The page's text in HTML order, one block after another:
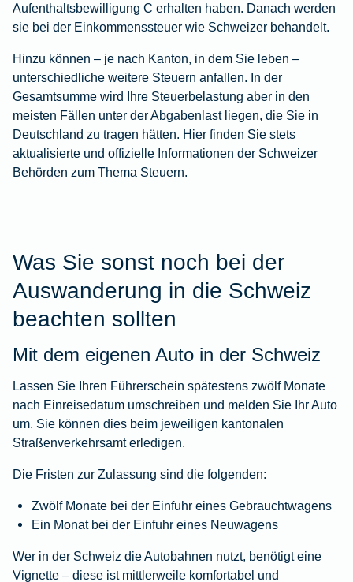
Aufenthaltsbewilligung C erhalten haben. Danach werden
sie bei der Einkommenssteuer wie Schweizer behandelt.
Hinzu können – je nach Kanton, in dem Sie leben –
unterschiedliche weitere Steuern anfallen. In der
Gesamtsumme wird Ihre Steuerbelastung aber in den
meisten Fällen unter der Abgabenlast liegen, die Sie in
Deutschland zu tragen hätten. Hier finden Sie stets
aktualisierte und offizielle Informationen der Schweizer
Behörden zum Thema Steuern.
Was Sie sonst noch bei der
Auswanderung in die Schweiz
beachten sollten
Mit dem eigenen Auto in der Schweiz
Lassen Sie Ihren Führerschein spätestens zwölf Monate
nach Einreisedatum umschreiben und melden Sie Ihr Auto
um. Sie können dies beim jeweiligen kantonalen
Straßenverkehrsamt erledigen.
Die Fristen zur Zulassung sind die folgenden:
Zwölf Monate bei der Einfuhr eines Gebrauchtwagens
Ein Monat bei der Einfuhr eines Neuwagens
Wer in der Schweiz die Autobahnen nutzt, benötigt eine
Vignette – diese ist mittlerweile komfortabel und